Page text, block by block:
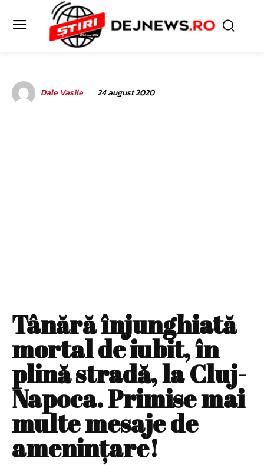
Dale Vasile 24 august 2020
Tânără înjunghiată
mortal de iubit, în
plină stradă, la Cluj-
Napoca. Primise mai
multe mesaje de
amenințare!